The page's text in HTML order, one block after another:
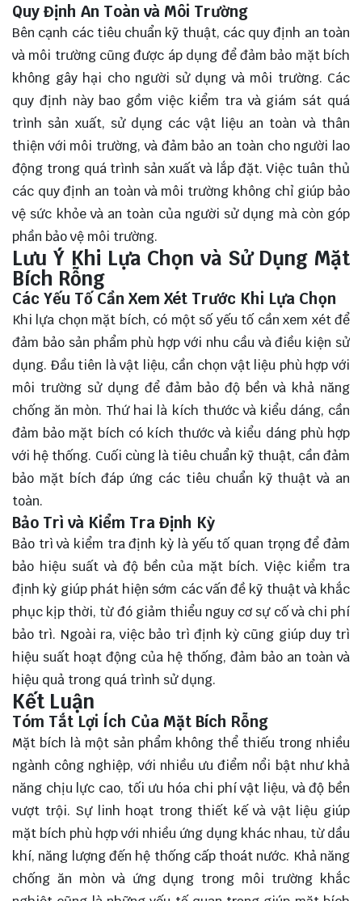
Quy Định An Toàn và Môi Trường
Bên cạnh các tiêu chuẩn kỹ thuật, các quy định an toàn
và môi trường cũng được áp dụng để đảm bảo mặt bích
không gây hại cho người sử dụng và môi trường. Các
quy định này bao gồm việc kiểm tra và giám sát quá
trình sản xuất, sử dụng các vật liệu an toàn và thân
thiện với môi trường, và đảm bảo an toàn cho người lao
động trong quá trình sản xuất và lắp đặt. Việc tuân thủ
các quy định an toàn và môi trường không chỉ giúp bảo
vệ sức khỏe và an toàn của người sử dụng mà còn góp
phần bảo vệ môi trường.
Lưu Ý Khi Lựa Chọn và Sử Dụng Mặt
Bích Rỗng
Các Yếu Tố Cần Xem Xét Trước Khi Lựa Chọn
Khi lựa chọn mặt bích, có một số yếu tố cần xem xét để
đảm bảo sản phẩm phù hợp với nhu cầu và điều kiện sử
dụng. Đầu tiên là vật liệu, cần chọn vật liệu phù hợp với
môi trường sử dụng để đảm bảo độ bền và khả năng
chống ăn mòn. Thứ hai là kích thước và kiểu dáng, cần
đảm bảo mặt bích có kích thước và kiểu dáng phù hợp
với hệ thống. Cuối cùng là tiêu chuẩn kỹ thuật, cần đảm
bảo mặt bích đáp ứng các tiêu chuẩn kỹ thuật và an
toàn.
Bảo Trì và Kiểm Tra Định Kỳ
Bảo trì và kiểm tra định kỳ là yếu tố quan trọng để đảm
bảo hiệu suất và độ bền của mặt bích. Việc kiểm tra
định kỳ giúp phát hiện sớm các vấn đề kỹ thuật và khắc
phục kịp thời, từ đó giảm thiểu nguy cơ sự cố và chi phí
bảo trì. Ngoài ra, việc bảo trì định kỳ cũng giúp duy trì
hiệu suất hoạt động của hệ thống, đảm bảo an toàn và
hiệu quả trong quá trình sử dụng.
Kết Luận
Tóm Tắt Lợi Ích Của Mặt Bích Rỗng
Mặt bích là một sản phẩm không thể thiếu trong nhiều
ngành công nghiệp, với nhiều ưu điểm nổi bật như khả
năng chịu lực cao, tối ưu hóa chi phí vật liệu, và độ bền
vượt trội. Sự linh hoạt trong thiết kế và vật liệu giúp
mặt bích phù hợp với nhiều ứng dụng khác nhau, từ dầu
khí, năng lượng đến hệ thống cấp thoát nước. Khả năng
chống ăn mòn và ứng dụng trong môi trường khắc